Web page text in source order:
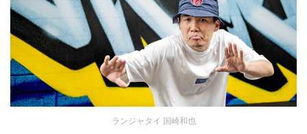
ランジャタイ 国崎和也